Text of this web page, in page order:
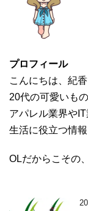
プロフィール
こんにちは、紀
20代の可愛いも
アパレル業界や
生活に役立つ情
OLだからこその